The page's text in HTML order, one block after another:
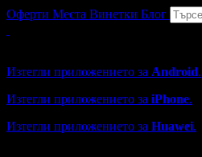
Оферти Места Винетки Блог
Изтегли приложението за Android.
Изтегли приложението за iPhone.
Изтегли приложението за Huawei.